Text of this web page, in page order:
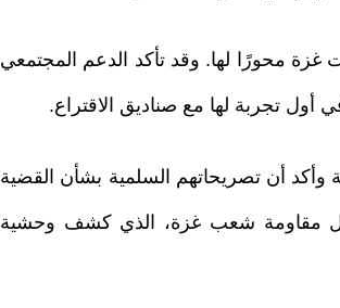
محورًا لها. وقد تأكد الدعم المجتمعي
أن تصريحاتهم السلمية بشأن القضية
مقاومة شعب غزة، الذي كشف وحشية